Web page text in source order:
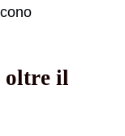
oltre il